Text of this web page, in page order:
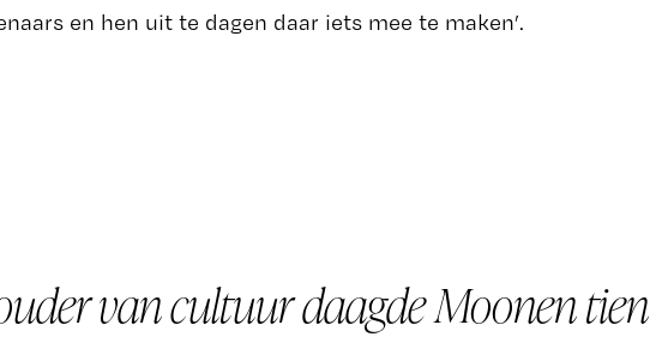
en hen uit te dagen daar iets mee te maken’.
van cultuur daagde Moonen tien